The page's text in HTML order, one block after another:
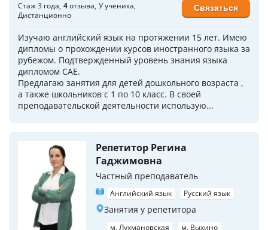
Стаж 3 года 4отзыва У ученика
Дистанционно
Изучаю английский язык на протяжении 15 лет. Имею
дипломы о прохождении курсов иностранного языка за
рубежом. Подтвержденный уровень знания языка
дипломом CAE.
Предлагаю занятия для детей дошкольного возраста ,
а также школьников с 1 по 10 класс. В своей
преподавательской деятельности использую...
Связаться
Репетитор Регина
Гаджимовна
Частный преподаватель
Английский язык Русский язык
Занятия у репетитора
м. Лухмановская
м. Выхино